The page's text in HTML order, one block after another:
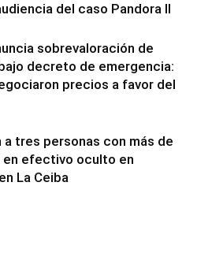
del caso Pandora II
sobrevaloración de
decreto de emergencia:
precios a favor del
a tres personas con más de
en efectivo oculto en
La Ceiba